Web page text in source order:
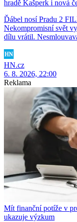
hradě Kašperk i nová
Ďábel nosí Pradu 2
Nekompromisní svět
dílu vrátil.
HN.cz
6. 8. 2026, 22:00
Reklama
Mít finanční potíže v
ukazuje výzkum